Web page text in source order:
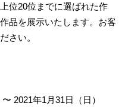
位20位までに選ばれた作
品を展示いたします。お客
さい。
〜 2021年1月31日（日）